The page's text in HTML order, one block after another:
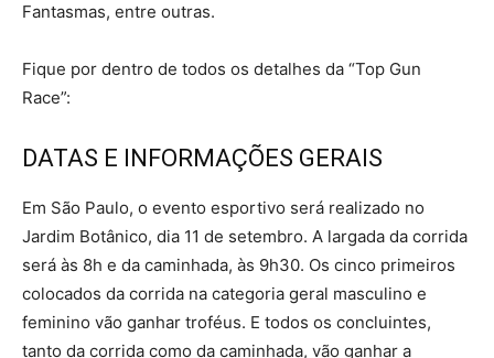
Fantasmas, entre outras.
Fique por dentro de todos os detalhes da “Top Gun
Race”:
DATAS E INFORMAÇÕES GERAIS
Em São Paulo, o evento esportivo será realizado no
Jardim Botânico, dia 11 de setembro. A largada da corrida
será às 8h e da caminhada, às 9h30. Os cinco primeiros
colocados da corrida na categoria geral masculino e
feminino vão ganhar troféus. E todos os concluintes,
tanto da corrida como da caminhada, vão ganhar a